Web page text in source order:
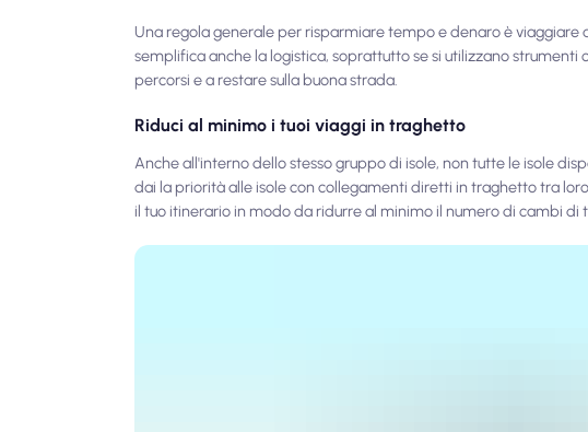
Una regola generale per risparmiare tempo e denaro è viaggiare
semplifica anche la logistica, soprattutto se si utilizzano strumenti
percorsi e a restare sulla buona strada.
Riduci al minimo i tuoi viaggi in traghetto
Anche all'interno dello stesso gruppo di isole, non tutte le isole
dai la priorità alle isole con collegamenti diretti in traghetto tra
il tuo itinerario in modo da ridurre al minimo il numero di cambi